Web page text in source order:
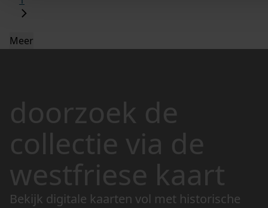
Meer
doorzoek de
collectie via de
westfriese kaart
Bekijk digitale kaarten vol met historische